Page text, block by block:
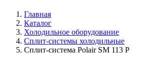
Главная
Каталог
Холодильное оборудование
Сплит-системы холодильные
Сплит-система Polair SM 113 P